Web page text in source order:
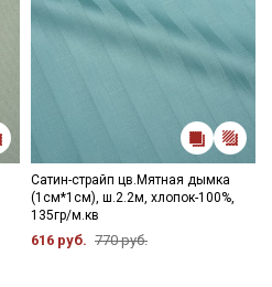
Сатин-страйп цв.Мятная дымка
(1см*1см), ш.2.2м, хлопок-100%,
135гр/м.кв
616 руб. 770 руб.